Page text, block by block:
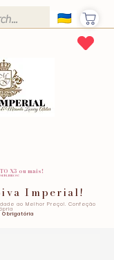
X3 ou mais!
JUROS!
Imperial!
ao Melhor Preço!. Confeção
Obrigatória